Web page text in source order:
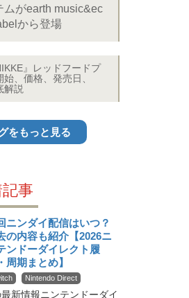
ムがearth music&ec
から登場
』レッドフードプ
、価格、発売日、
解説
をもっと見る
事
ニンダイ配信はいつ？
の内容も紹介【2026ニ
ンドーダイレクト履
周期まとめ】
Nintendo Direct
新情報ニンテンドーダイ